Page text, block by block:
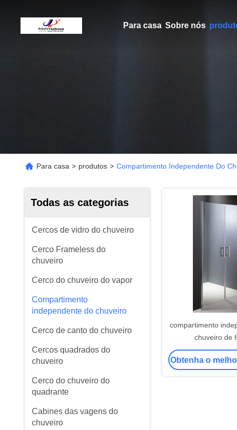
Para casa Sobre nós
Para casa > produtos > Compartimento Independente Do
Todas as categorias
Cercos de vidro do chuveiro
Cerco Frameless do
chuveiro
Cerco do chuveiro do vapor
Compartimento
independente do chuveiro
Cerco de canto do chuveiro
Cercos quadrados do
chuveiro
Cerco do chuveiro do
quadrante
Cabines das vagens do
chuveiro
compartimento
chuveiro de
Obtenha o